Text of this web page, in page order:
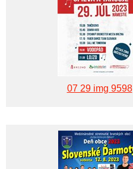
07 29 img 9598